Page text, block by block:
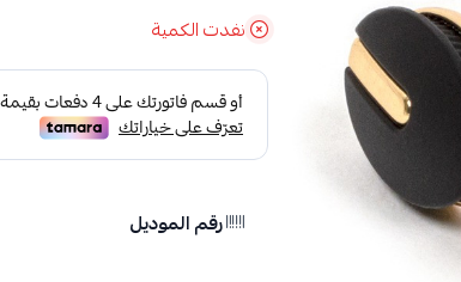
نفدت الكمية
رقم الموديل